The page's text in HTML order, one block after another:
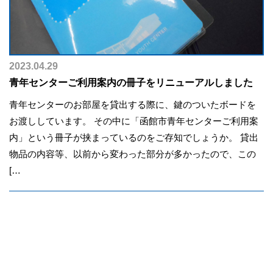
2023.04.29
青年センターご利用案内の冊子をリニューアルしました
青年センターのお部屋を貸出する際に、鍵のついたボードを
お渡ししています。 その中に「函館市青年センターご利用案
内」という冊子が挟まっているのをご存知でしょうか。 貸出
物品の内容等、以前から変わった部分が多かったので、この
[…